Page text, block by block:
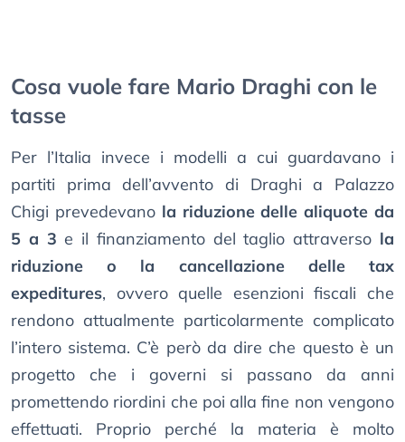
Cosa vuole fare Mario Draghi con le
tasse
Per l’Italia invece i modelli a cui guardavano i
partiti prima dell’avvento di Draghi a Palazzo
Chigi prevedevano la riduzione delle aliquote da
5 a 3e il finanziamento del taglio attraverso la
riduzione o la cancellazione delle tax
expeditures, ovvero quelle esenzioni fiscali che
rendono attualmente particolarmente complicato
l’intero sistema. C’è però da dire che questo è un
progetto che i governi si passano da anni
promettendo riordini che poi alla fine non vengono
effettuati. Proprio perché la materia è molto